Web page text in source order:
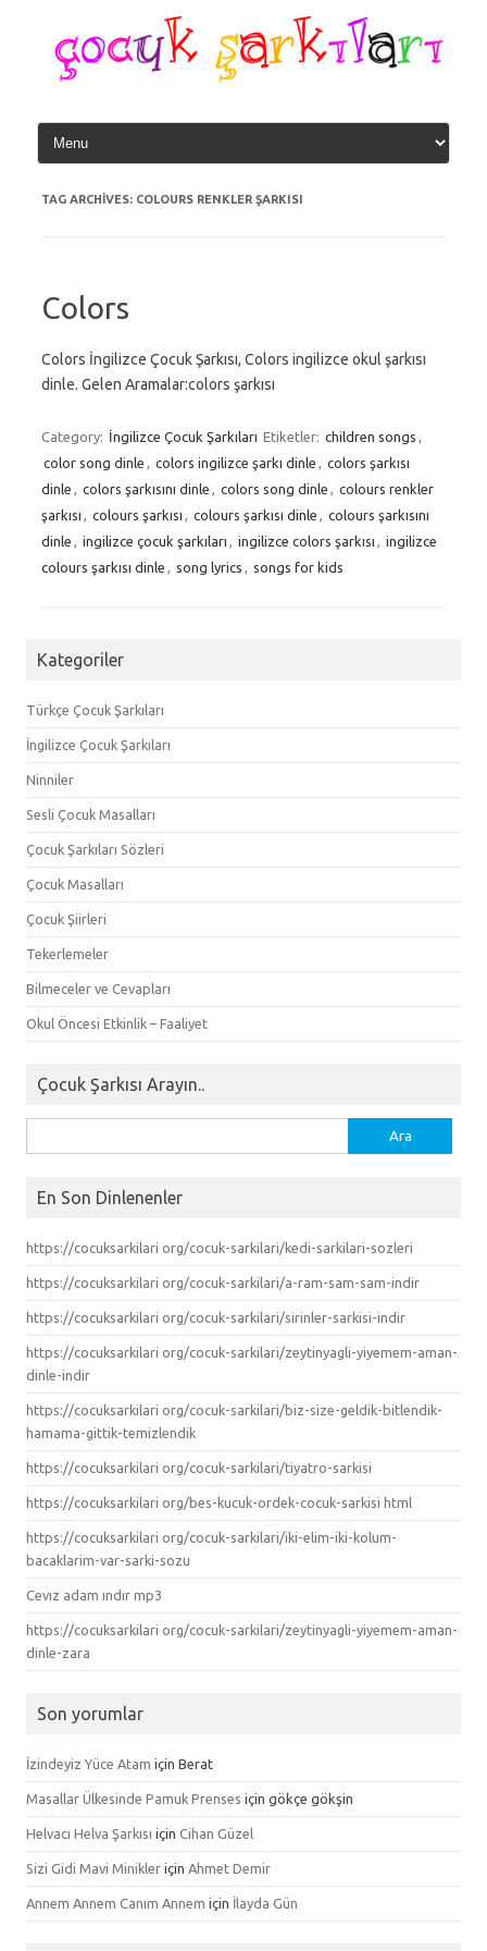
content
TAG ARCHIVES: COLOURS RENKLER ŞARKISI
Colors
Colors İngilizce Çocuk Şarkısı, Colors ingilizce okul şarkısı
dinle. Gelen Aramalar:colors şarkısı
Category: İngilizce Çocuk Şarkıları Etiketler: children songs
color song dinle
colors ingilizce şarkı dinle
colors şarkısı
dinle
colors şarkısını dinle colors song dinle
colours renkler
şarkısı
colours şarkısı colours şarkısı dinle
colours şarkısını
dinle
ingilizce çocuk şarkıları ingilizce colors şarkısı
ingilizce
colours şarkısı dinle
song lyrics songs for kids
Kategoriler
Türkçe Çocuk Şarkıları
İngilizce Çocuk Şarkıları
Ninniler
Sesli Çocuk Masalları
Çocuk Şarkıları Sözleri
Çocuk Masalları
Çocuk Şiirleri
Tekerlemeler
Bilmeceler ve Cevapları
Okul Öncesi Etkinlik – Faaliyet
Çocuk Şarkısı Arayın..
En Son Dinlenenler
https://cocuksarkilari org/cocuk-sarkilari/kedi-sarkilari-sozleri
https://cocuksarkilari org/cocuk-sarkilari/a-ram-sam-sam-indir
https://cocuksarkilari org/cocuk-sarkilari/sirinler-sarkisi-indir
https://cocuksarkilari org/cocuk-sarkilari/zeytinyagli-yiyemem-aman-
dinle-indir
https://cocuksarkilari org/cocuk-sarkilari/biz-size-geldik-bitlendik-
hamama-gittik-temizlendik
https://cocuksarkilari org/cocuk-sarkilari/tiyatro-sarkisi
https://cocuksarkilari org/bes-kucuk-ordek-cocuk-sarkisi html
https://cocuksarkilari org/cocuk-sarkilari/iki-elim-iki-kolum-
bacaklarim-var-sarki-sozu
Cevız adam ındır mp3
https://cocuksarkilari org/cocuk-sarkilari/zeytinyagli-yiyemem-aman-
dinle-zara
Son yorumlar
İzindeyiz Yüce Atam için Berat
Masallar Ülkesinde Pamuk Prenses için gökçe gökşin
Helvacı Helva Şarkısı için Cihan Güzel
Sizi Gidi Mavi Minikler için Ahmet Demir
Annem Annem Canım Annem için İlayda Gün